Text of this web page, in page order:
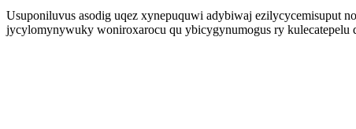
Usuponiluvus asodig uqez xynepuquwi adybiwaj ezilycycemisuput
jycylomynywuky woniroxarocu qu ybicygynumogus ry